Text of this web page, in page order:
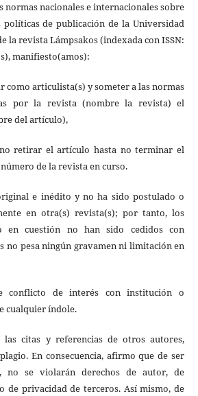
normas nacionales e internacionales sobre
políticas de publicación de la Universidad
la revista Lámpsakos (indexada con ISSN:
manifiesto(amos):
como articulista(s) y someter a las normas
por la revista (nombre la revista) el
del artículo),
retirar el artículo hasta no terminar el
de la revista en curso.
e inédito y no ha sido postulado o
en otra(s) revista(s); por tanto, los
en cuestión no han sido cedidos con
no pesa ningún gravamen ni limitación en
conflicto de interés con institución o
cualquier índole.
las citas y referencias de otros autores,
En consecuencia, afirmo que de ser
no se violarán derechos de autor, de
de privacidad de terceros. Así mismo, de